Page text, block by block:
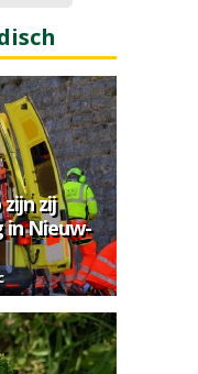
zij
in Nieuw-